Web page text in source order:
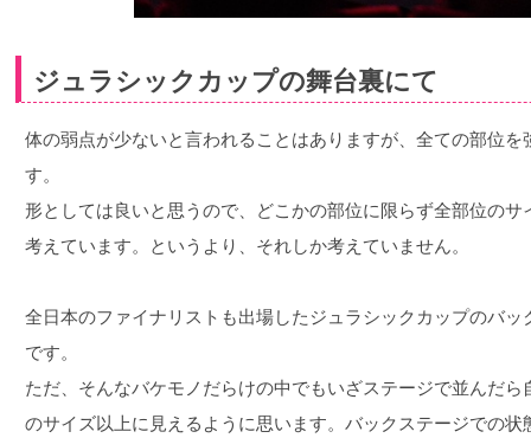
ジュラシックカップの舞台裏にて
体の弱点が少ないと言われることはありますが、全ての部位
す。
形としては良いと思うので、どこかの部位に限らず全部位の
考えています。というより、それしか考えていません。
全日本のファイナリストも出場したジュラシックカップのバ
です。
ただ、そんなバケモノだらけの中でもいざステージで並んだ
のサイズ以上に見えるように思います。バックステージでの